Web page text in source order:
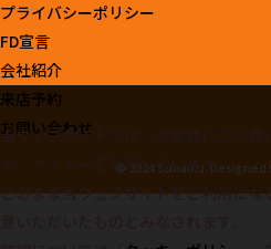
プライバシーポリシー
FD宣言
会社紹介
来店予約
お問い合わせ
© 2024 Sunaiku. Designed
当ウェブサイトでは、お客様により良
め、クッキーを利用しています。
このまま当ウェブサイトをご利用に